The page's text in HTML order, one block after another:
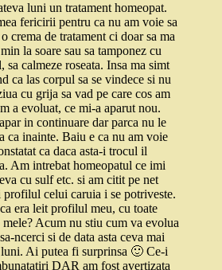
luni un tratament homeopat.
fericirii pentru ca nu am voie sa
crema de tratament ci doar sa ma
la soare sau sa tamponez cu
sa calmeze roseata. Insa ma simt
ca las corpul sa se vindece si nu
cu grija sa vad pe care cos am
a evoluat, ce mi-a aparut nou.
in continuare dar parca nu le
ca inainte. Baiu e ca nu am voie
ca daca asta-i trocul il
Am intrebat homeopatul ce imi
cu sulf etc. si am citit pe net
profilul celui caruia i se potriveste.
era leit profilul meu, cu toate
mele? Acum nu stiu cum va evolua
ncerci si de data asta ceva mai
Ai putea fi surprinsa 🙂 Ce-i
DAR am fost avertizata